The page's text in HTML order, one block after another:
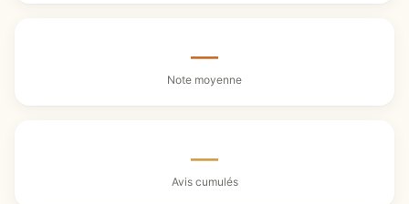
—
Note moyenne
—
Avis cumulés